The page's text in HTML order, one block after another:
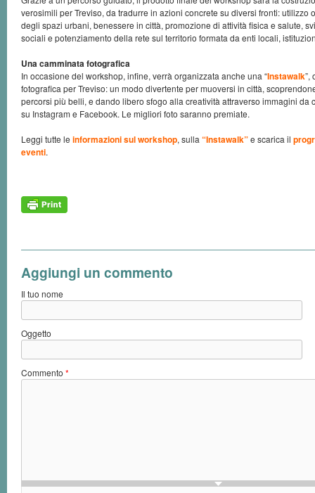
verosimili per Treviso, da tradurre in azioni concrete su diversi fronti: utilizzo
degli spazi urbani, benessere in città, promozione di attività fisica e salute,
sociali e potenziamento della rete sul territorio formata da enti locali,
Una camminata fotografica
In occasione del workshop, infine, verrà organizzata anche una “Instawalk”,
fotografica per Treviso: un modo divertente per muoversi in città,
percorsi più belli, e dando libero sfogo alla creatività attraverso immagini da
su Instagram e Facebook. Le migliori foto saranno premiate.
Leggi tutte le informazioni sul workshop, sulla “Instawalk”e scarica il
eventi.
Aggiungi un commento
Il tuo nome
Oggetto
Commento *